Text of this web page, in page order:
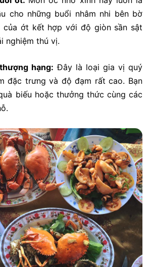
cho những buổi nhâm nhi bên bờ
của ớt kết hợp với độ giòn sần sật
nghiệm thú vị.
hạng:Đây là loại gia vị quý
đặc trưng và độ đạm rất cao. Bạn
biếu hoặc thưởng thức cùng các